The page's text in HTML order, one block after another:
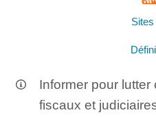
Sites
Informer pour
fiscaux et